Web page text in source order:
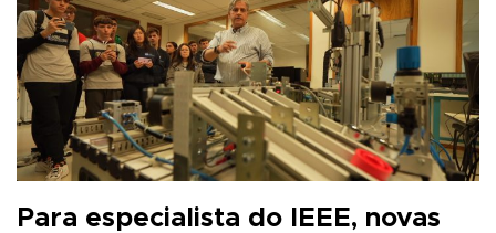
Para especialista do IEEE, novas